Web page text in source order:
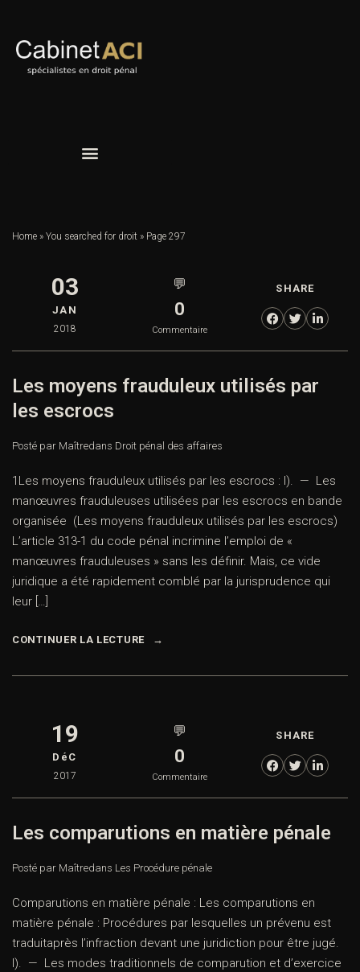
Home » You searched for droit » Page 297
03
JAN
2018
💬
0
Commentaire
SHARE
Les moyens frauduleux utilisés par
les escrocs
Posté par Maîtredans Droit pénal des affaires
1Les moyens frauduleux utilisés par les escrocs : I). — Les
manœuvres frauduleuses utilisées par les escrocs en bande
organisée (Les moyens frauduleux utilisés par les escrocs)
L’article 313-1 du code pénal incrimine l’emploi de «
manœuvres frauduleuses » sans les définir. Mais, ce vide
juridique a été rapidement comblé par la jurisprudence qui
leur […]
CONTINUER LA LECTURE
19
DéC
2017
💬
0
Commentaire
SHARE
Les comparutions en matière pénale
Posté par Maîtredans Les Procédure pénale
Comparutions en matière pénale : Les comparutions en
matière pénale : Procédures par lesquelles un prévenu est
traduitaprès l’infraction devant une juridiction pour être jugé.
I). — Les modes traditionnels de comparution et d’exercice